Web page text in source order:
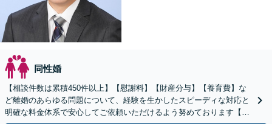
同性婚
【相談件数は累積450件以上】【慰謝料】【財産分与】【養育費】な
ど離婚のあらゆる問題について、経験を生かしたスピーディな対応と
明確な料金体系で安心してご依頼いただけるよう努めております【弁